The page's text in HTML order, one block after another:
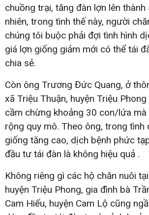
chuồng trại, tăng đàn lợn lên thành
nhiên, trong tình thế này, người
chúng tôi buộc phải đợi tình hình
giá lợn giống giảm mới có thể tái
chia sẻ.
Còn ông Trương Đức Quang, ở
xã Triệu Thuận, huyện Triệu
cầm chừng khoảng 30 con/lứa
rộng quy mô. Theo ông, trong tình
giống tăng cao, dịch bệnh phức
đầu tư tái đàn là không hiệu quả .
Không riêng gì các hộ chăn nuôi
huyện Triệu Phong, gia đình bà
Cam Hiếu, huyện Cam Lộ cũng